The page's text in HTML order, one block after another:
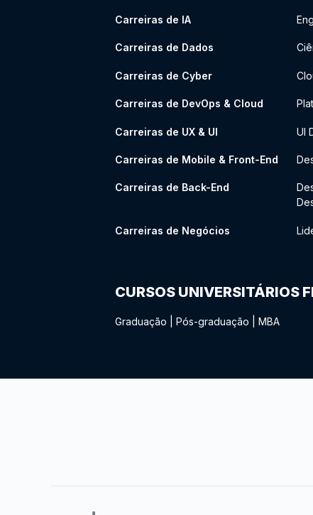
Carreiras de IA
Carreiras de Dados
Carreiras de Cyber
Carreiras de DevOps & Cloud
Carreiras de UX & UI UI
Carreiras de Mobile & Front-End
Carreiras de Back-End
Carreiras de Negócios
CURSOS UNIVERSITÁRIOS
Graduação Pós-graduação MBA